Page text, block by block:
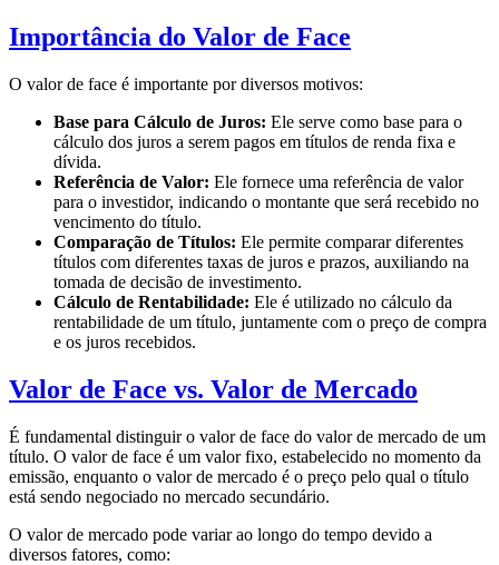
Importância do Valor de Face
O valor de face é importante por diversos motivos:
Base para Cálculo de Juros: Ele serve como base para o
cálculo dos juros a serem pagos em títulos de renda fixa e
dívida.
Referência de Valor: Ele fornece uma referência de valor
para o investidor, indicando o montante que será recebido no
vencimento do título.
Comparação de Títulos: Ele permite comparar diferentes
títulos com diferentes taxas de juros e prazos, auxiliando na
tomada de decisão de investimento.
Cálculo de Rentabilidade: Ele é utilizado no cálculo da
rentabilidade de um título, juntamente com o preço de compra
e os juros recebidos.
Valor de Face vs. Valor de Mercado
É fundamental distinguir o valor de face do valor de mercado de um
título. O valor de face é um valor fixo, estabelecido no momento da
emissão, enquanto o valor de mercado é o preço pelo qual o título
está sendo negociado no mercado secundário.
O valor de mercado pode variar ao longo do tempo devido a
diversos fatores, como: